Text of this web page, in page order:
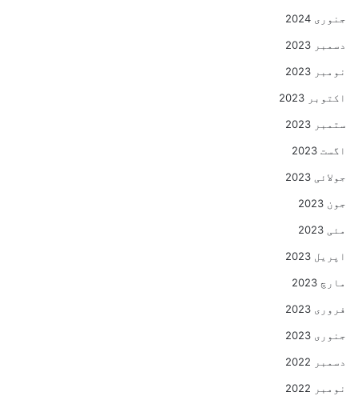
جنوری 2024
دسمبر 2023
نومبر 2023
اکتوبر 2023
ستمبر 2023
اگست 2023
جولائی 2023
جون 2023
مئی 2023
اپریل 2023
مارچ 2023
فروری 2023
جنوری 2023
دسمبر 2022
نومبر 2022